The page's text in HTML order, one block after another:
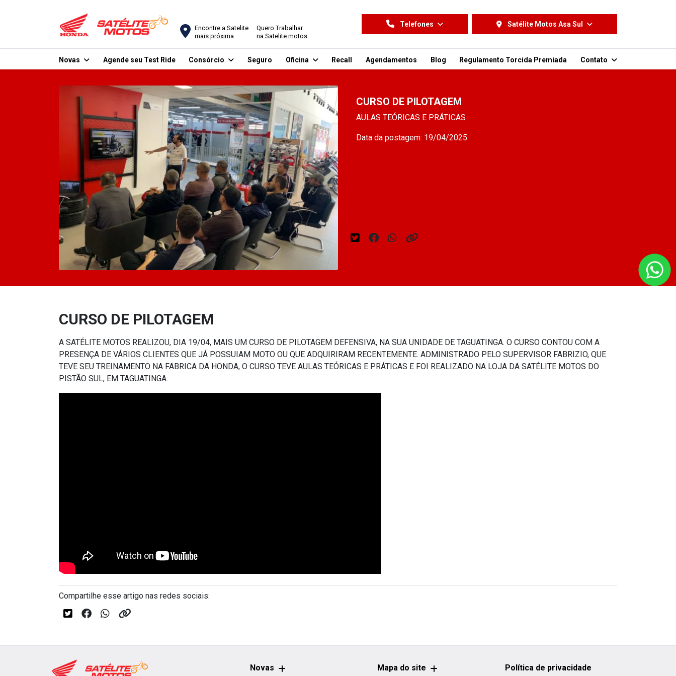
Encontre a Satelite
mais próxima
Quero Trabalhar
na Satelite motos
Telefones Satélite Motos Asa Sul
Novas Agende seu Test Ride Consórcio Seguro Oficina Recall Agendamentos Blog Regulamento Torcida Premiada Contato
CURSO DE PILOTAGEM
AULAS TEÓRICAS E PRÁTICAS
Data da postagem: 19/04/2025
CURSO DE PILOTAGEM
A SATÉLITE MOTOS REALIZOU, DIA 19/04, MAIS UM CURSO DE PILOTAGEM DEFENSIVA, NA SUA UNIDADE DE TAGUATINGA. O CURSO CONTOU COM A
PRESENÇA DE VÁRIOS CLIENTES QUE JÁ POSSUIAM MOTO OU QUE ADQUIRIRAM RECENTEMENTE. ADMINISTRADO PELO SUPERVISOR FABRIZIO, QUE
TEVE SEU TREINAMENTO NA FABRICA DA HONDA, O CURSO TEVE AULAS TEÓRICAS E PRÁTICAS E FOI REALIZADO NA LOJA DA SATÉLITE MOTOS DO
PISTÃO SUL, EM TAGUATINGA.
Compartilhe esse artigo nas redes sociais:
Novas Mapa do site Política de privacidade